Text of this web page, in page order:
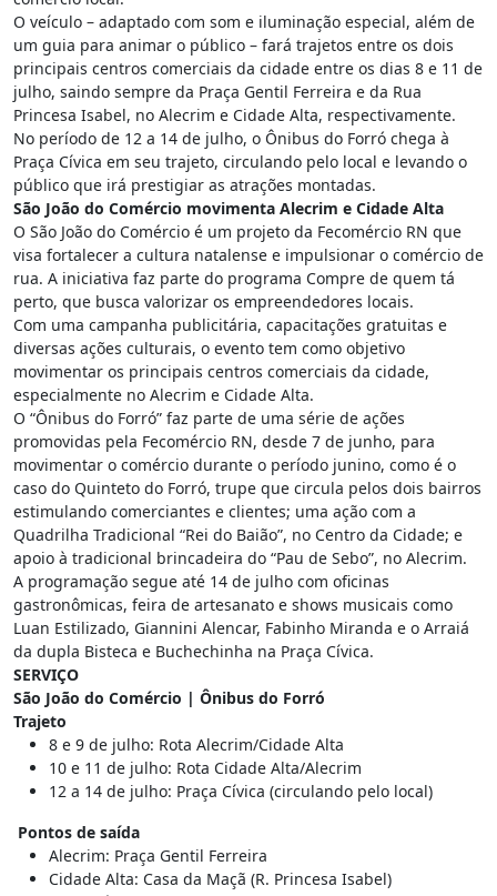
O veículo – adaptado com som e iluminação especial, além de
um guia para animar o público – fará trajetos entre os dois
principais centros comerciais da cidade entre os dias 8 e 11 de
julho, saindo sempre da Praça Gentil Ferreira e da Rua
Princesa Isabel, no Alecrim e Cidade Alta, respectivamente.
No período de 12 a 14 de julho, o Ônibus do Forró chega à
Praça Cívica em seu trajeto, circulando pelo local e levando o
público que irá prestigiar as atrações montadas.
São João do Comércio movimenta Alecrim e Cidade Alta
O São João do Comércio é um projeto da Fecomércio RN que
visa fortalecer a cultura natalense e impulsionar o comércio de
rua. A iniciativa faz parte do programa Compre de quem tá
perto, que busca valorizar os empreendedores locais.
Com uma campanha publicitária, capacitações gratuitas e
diversas ações culturais, o evento tem como objetivo
movimentar os principais centros comerciais da cidade,
especialmente no Alecrim e Cidade Alta.
O “Ônibus do Forró” faz parte de uma série de ações
promovidas pela Fecomércio RN, desde 7 de junho, para
movimentar o comércio durante o período junino, como é o
caso do Quinteto do Forró, trupe que circula pelos dois bairros
estimulando comerciantes e clientes; uma ação com a
Quadrilha Tradicional “Rei do Baião”, no Centro da Cidade; e
apoio à tradicional brincadeira do “Pau de Sebo”, no Alecrim.
A programação segue até 14 de julho com oficinas
gastronômicas, feira de artesanato e shows musicais como
Luan Estilizado, Giannini Alencar, Fabinho Miranda e o Arraiá
da dupla Bisteca e Buchechinha na Praça Cívica.
SERVIÇO
São João do Comércio | Ônibus do Forró
Trajeto
8 e 9 de julho: Rota Alecrim/Cidade Alta
10 e 11 de julho: Rota Cidade Alta/Alecrim
12 a 14 de julho: Praça Cívica (circulando pelo local)
Pontos de saída
Alecrim: Praça Gentil Ferreira
Cidade Alta: Casa da Maçã (R. Princesa Isabel)